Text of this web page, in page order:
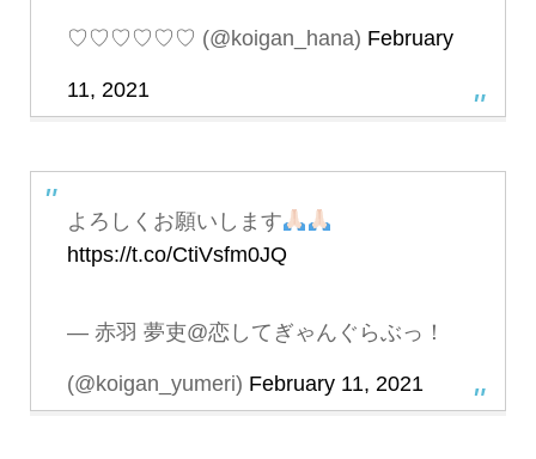
♡♡♡♡♡♡ (@koigan_hana) February
11, 2021
よろしくお願いします
https://t.co/CtiVsfm0JQ
— 赤羽 夢吏@恋してぎゃんぐらぶっ！
(@koigan_yumeri) February 11, 2021